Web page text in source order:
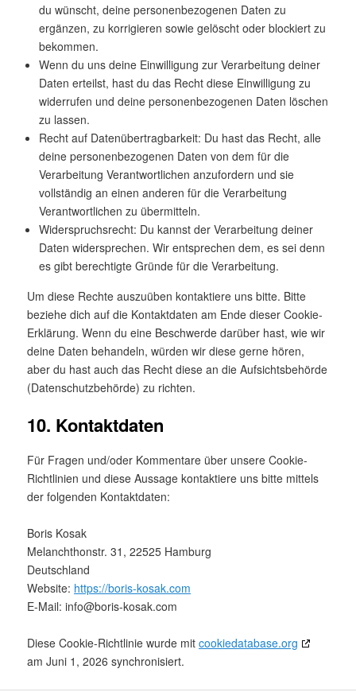
du wünscht, deine personenbezogenen Daten zu
ergänzen, zu korrigieren sowie gelöscht oder blockiert zu
bekommen.
Wenn du uns deine Einwilligung zur Verarbeitung deiner
Daten erteilst, hast du das Recht diese Einwilligung zu
widerrufen und deine personenbezogenen Daten löschen
zu lassen.
Recht auf Datenübertragbarkeit: Du hast das Recht, alle
deine personenbezogenen Daten von dem für die
Verarbeitung Verantwortlichen anzufordern und sie
vollständig an einen anderen für die Verarbeitung
Verantwortlichen zu übermitteln.
Widerspruchsrecht: Du kannst der Verarbeitung deiner
Daten widersprechen. Wir entsprechen dem, es sei denn
es gibt berechtigte Gründe für die Verarbeitung.
Um diese Rechte auszuüben kontaktiere uns bitte. Bitte
beziehe dich auf die Kontaktdaten am Ende dieser Cookie-
Erklärung. Wenn du eine Beschwerde darüber hast, wie wir
deine Daten behandeln, würden wir diese gerne hören,
aber du hast auch das Recht diese an die Aufsichtsbehörde
(Datenschutzbehörde) zu richten.
10. Kontaktdaten
Für Fragen und/oder Kommentare über unsere Cookie-
Richtlinien und diese Aussage kontaktiere uns bitte mittels
der folgenden Kontaktdaten:
Boris Kosak
Melanchthonstr. 31, 22525 Hamburg
Deutschland
Website: https://boris-kosak.com
E-Mail:info@boris-kosak.com
Diese Cookie-Richtlinie wurde mitcookiedatabase.org
am Juni 1, 2026 synchronisiert.